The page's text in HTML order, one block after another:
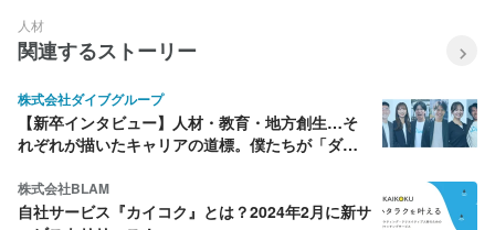
人材
関連するストーリー
株式会社ダイブグループ
【新卒インタビュー】人材・教育・地方創生…そ
れぞれが描いたキャリアの道標。僕たちが「ダイ
株式会社BLAM
自社サービス『カイコク』とは？2024年2月に新サ